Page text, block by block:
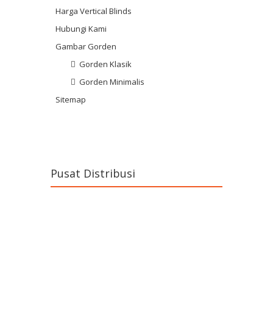
Harga Vertical Blinds
Hubungi Kami
Gambar Gorden
Gorden Klasik
Gorden Minimalis
Sitemap
Pusat Distribusi